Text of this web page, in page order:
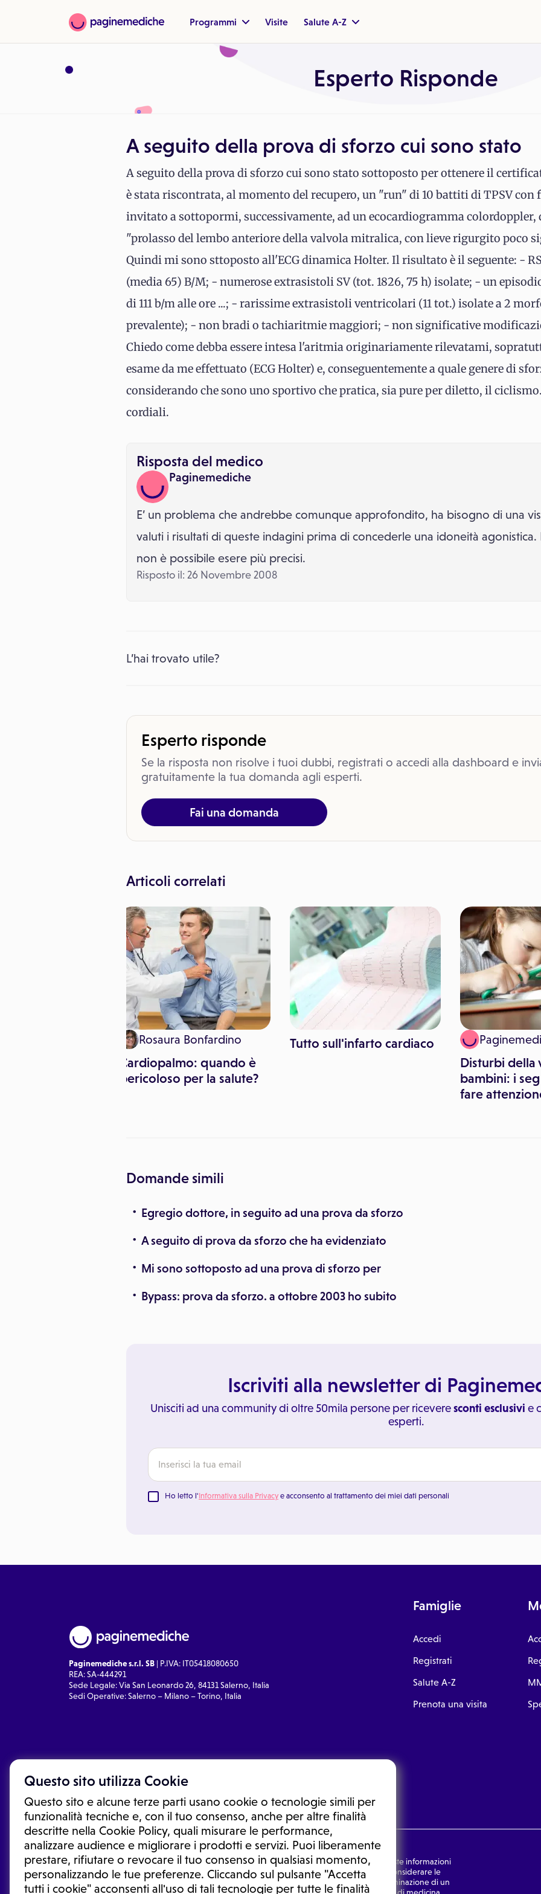
Questo sito utilizza Cookie
Questo sito e alcune terze parti usano cookie o tecnologie simili per
funzionalità tecniche e, con il tuo consenso, anche per altre finalità
descritte nella Cookie Policy, quali misurare le performance,
analizzare audience e migliorare i prodotti e servizi. Puoi liberamente
prestare, rifiutare o revocare il tuo consenso in qualsiasi momento,
personalizzando le tue preferenze. Cliccando sul pulsante "Accetta
tutti i cookie" acconsenti all'uso di tali tecnologie per tutte le finalità
Programmi Visite Salute A-Z
Esperto Risponde
A seguito della prova di sforzo cui sono stato
A seguito della prova di sforzo cui sono stato sottoposto per ottenere il
è stata riscontrata, al momento del recupero, un "run" di 10 battiti di TPSV con
invitato a sottopormi, successivamente, ad un ecocardiogramma colordoppler,
"prolasso del lembo anteriore della valvola mitralica, con lieve rigurgito poco
Quindi mi sono sttoposto all'ECG dinamica Holter. Il risultato è il seguente: -
(media 65) B/M; - numerose extrasistoli SV (tot. 1826, 75 h) isolate; - un
di 111 b/m alle ore ...; - rarissime extrasistoli ventricolari (11 tot.) isolate a 2
prevalente); - non bradi o tachiaritmie maggiori; - non significative
Chiedo come debba essere intesa l'aritmia originariamente rilevatami,
esame da me effettuato (ECG Holter) e, conseguentemente a quale genere di
considerando che sono uno sportivo che pratica, sia pure per diletto, il
cordiali.
Risposta del medico
Paginemediche
E’ un problema che andrebbe comunque approfondito, ha bisogno di una
valuti i risultati di queste indagini prima di concederle una idoneità agonistica.
non è possibile esere più precisi.
Risposto il: 26 Novembre 2008
L’hai trovato utile?
Esperto risponde
Se la risposta non risolve i tuoi dubbi, registrati o accedi alla dashboard e
gratuitamente la tua domanda agli esperti.
Fai una domanda
Articoli correlati
Rosaura Bonfardino
Cardiopalmo: quando è
pericoloso per la salute?
Tutto sull'infarto cardiaco
Disturbi della
bambini: i
fare
Domande simili
Egregio dottore, in seguito ad una prova da sforzo
A seguito di prova da sforzo che ha evidenziato
Mi sono sottoposto ad una prova di sforzo per
Bypass: prova da sforzo. a ottobre 2003 ho subito
Iscriviti alla newsletter di
Unisciti ad una community di oltre 50mila persone per riceveresconti esclusivi e
esperti.
Ho letto l'Informativa sulla Privacy e acconsento al trattamento dei miei dati personali
Paginemediche s.r.l. SB | P.IVA: IT05418080650
REA: SA-444291
Sede Legale: Via San Leonardo 26, 84131 Salerno, Italia
Sedi Operative: Salerno – Milano – Torino, Italia
Famiglie
Accedi
Registrati
Salute A-Z
Prenota una visita
Le informazioni proposte in questo sito non sono un consulto medico. In nessun caso, queste informazioni
sostituiscono un consulto, una visita o una diagnosi formulata dal medico. Non si devono considerare le
informazioni disponibili come suggerimenti per la formulazione di una diagnosi, la determinazione di un